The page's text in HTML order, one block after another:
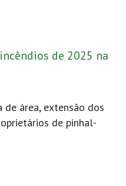
de 2025 na
área, extensão dos
de pinhal-